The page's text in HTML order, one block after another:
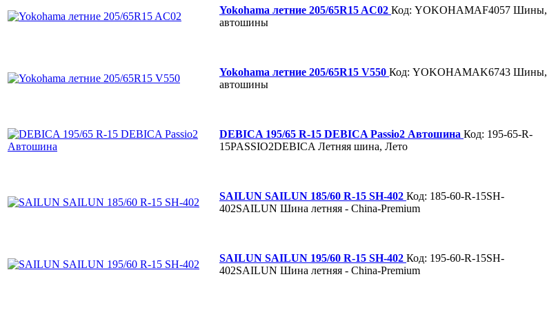
Yokohama летние 205/65R15 AC02 Код: YOKOHAMAF4057 Шины,
автошины
Yokohama летние 205/65R15 V550 Код: YOKOHAMAK6743 Шины,
автошины
DEBICA 195/65 R-15 DEBICA Passio2 Автошина Код: 195-65-R-
15PASSIO2DEBICA Летняя шина, Лето
SAILUN SAILUN 185/60 R-15 SH-402 Код: 185-60-R-15SH-
402SAILUN Шина летняя - China-Premium
SAILUN SAILUN 195/60 R-15 SH-402 Код: 195-60-R-15SH-
402SAILUN Шина летняя - China-Premium